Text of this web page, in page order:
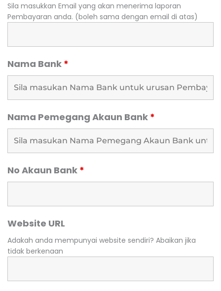
Sila masukkan Email yang akan menerima laporan
Pembayaran anda. (boleh sama dengan email di atas)
Nama Bank *
Nama Pemegang Akaun Bank *
No Akaun Bank *
Website URL
Adakah anda mempunyai website sendiri? Abaikan jika
tidak berkenaan